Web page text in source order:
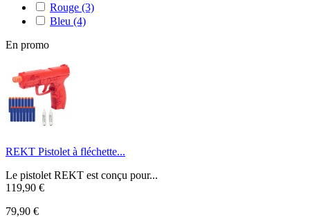
Rouge (3)
Bleu (4)
En promo
REKT Pistolet à fléchette...
Le pistolet REKT est conçu pour...
119,90 €
79,90 €